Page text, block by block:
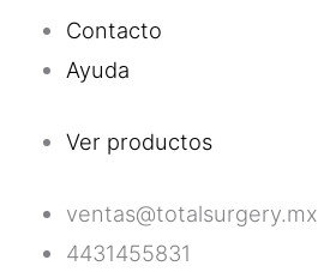
Contacto
Ayuda
Ver productos
ventas@totalsurgery.mx
4431455831